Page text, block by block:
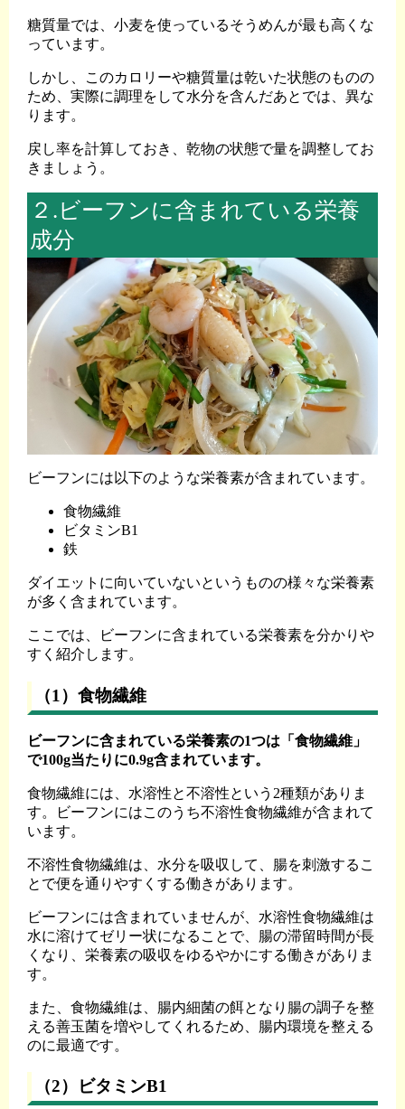
糖質量では、小麦を使っているそうめんが最も高くな
っています。
しかし、このカロリーや糖質量は乾いた状態のものの
ため、実際に調理をして水分を含んだあとでは、異な
ります。
戻し率を計算しておき、乾物の状態で量を調整してお
きましょう。
２.ビーフンに含まれている栄養
成分
ビーフンには以下のような栄養素が含まれています。
食物繊維
ビタミンB1
鉄
ダイエットに向いていないというものの様々な栄養素
が多く含まれています。
ここでは、ビーフンに含まれている栄養素を分かりや
すく紹介します。
（1）食物繊維
ビーフンに含まれている栄養素の1つは「食物繊維」
で100g当たりに0.9g含まれています。
食物繊維には、水溶性と不溶性という2種類がありま
す。ビーフンにはこのうち不溶性食物繊維が含まれて
います。
不溶性食物繊維は、水分を吸収して、腸を刺激するこ
とで便を通りやすくする働きがあります。
ビーフンには含まれていませんが、水溶性食物繊維は
水に溶けてゼリー状になることで、腸の滞留時間が長
くなり、栄養素の吸収をゆるやかにする働きがありま
す。
また、食物繊維は、腸内細菌の餌となり腸の調子を整
える善玉菌を増やしてくれるため、腸内環境を整える
のに最適です。
（2）ビタミンB1